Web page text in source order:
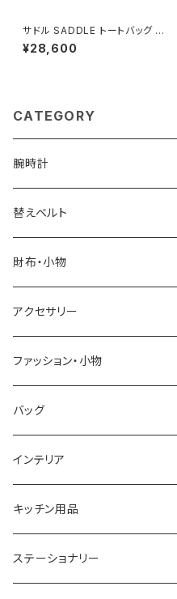
サドル SADDLE トートバッグ ミ
ニトート 牛革 本革 日本製 姫路
産 自立 53447-5h メンズ レデ
¥28,600
CATEGORY
腕時計
ELGIN
SALVATORE MARRA
CASIO
GRANDEUR
COGU
GAGA MILANO
CACTUS
TIMEX
替えベルト
COACH
DANIEL WELLINGTON
LACOSTE
DIESEL
MICHAEL KORS
NO BRAND
財布・小物
SONNE
DUCT
TRANSNUMBER
SAAMA HOMME
ARNOLD PALMER
MICHAEL KORS
アクセサリー
GUCCI
TIFFANY&CO
FOLLI FOLLIE
POLICE
PAUL HEWITT
ファッション・小物
DAKS
栃木レザー
NIKE
DUNHILL
バッグ
MANHATTAN PORTAGE
United HOMME
RODANIA
インテリア
CRYSTOCRAFT
SEIKO
キッチン用品
I'mD
ステーショナリー